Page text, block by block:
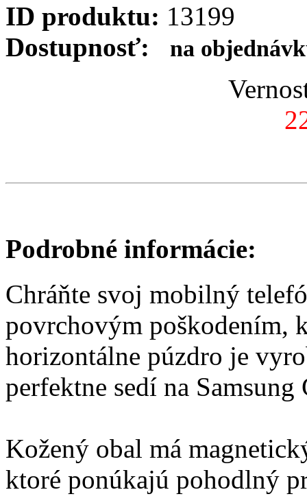
ID produktu: 13199
Dostupnosť:
na
Podrobné informácie:
Chráňte svoj mobilný
povrchovým poškodením,
horizontálne púzdro je
perfektne sedí na
Kožený obal má
ktoré ponúkajú pohodlný